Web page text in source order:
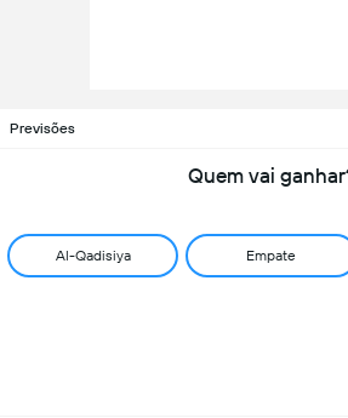
Previsões
Quem vai
Al-Qadisiya Empate